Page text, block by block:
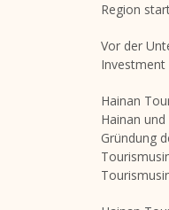
Region
Vor der
Investment
Hainan
Hainan
Gründung